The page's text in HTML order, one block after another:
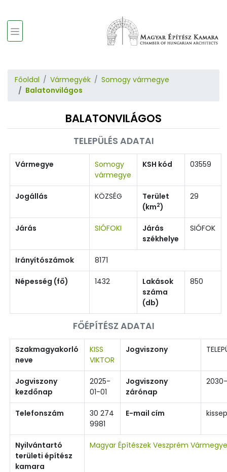
Főoldal Vármegyék
Somogy vármegye
Balatonvilágos
BALATONVILÁGOS
TELEPÜLÉS ADATAI
Vármegye
Somogy
vármegye
KSH kód 03559
Jogállás KÖZSÉG
Terület
(km2)
29
Járás SIÓFOKI
Járás
székhelye
SIÓFOK
Irányítószámok 8171
Népesség (fő) 1432
Lakások
száma
(db)
850
FŐÉPÍTÉSZ ADATAI
Szakmagyakorló
neve
KISS
VIKTOR
Jogviszony
Jogviszony
kezdőnap
2025-
01-01
Jogviszony
zárónap
2030-
Telefonszám
30 274
9981
E-mail cím
Nyilvántartó
területi építész
kamara
Magyar Építészek Veszprém